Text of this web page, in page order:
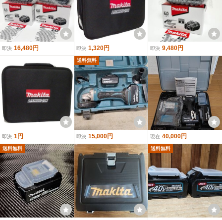
即決 16,480円 即決 1,320円 即決 9,480円
即決 1円
送料無料
即決 15,000円 現在 40,000円
送料無料 送料無料